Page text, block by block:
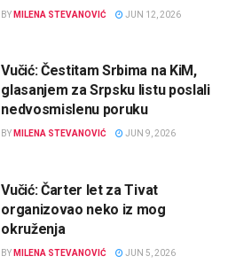
BY MILENA STEVANOVIĆ JUN 12, 2026
Vučić: Čestitam Srbima na KiM,
glasanjem za Srpsku listu poslali
nedvosmislenu poruku
BY MILENA STEVANOVIĆ JUN 9, 2026
Vučić: Čarter let za Tivat
organizovao neko iz mog
okruženja
BY MILENA STEVANOVIĆ JUN 5, 2026